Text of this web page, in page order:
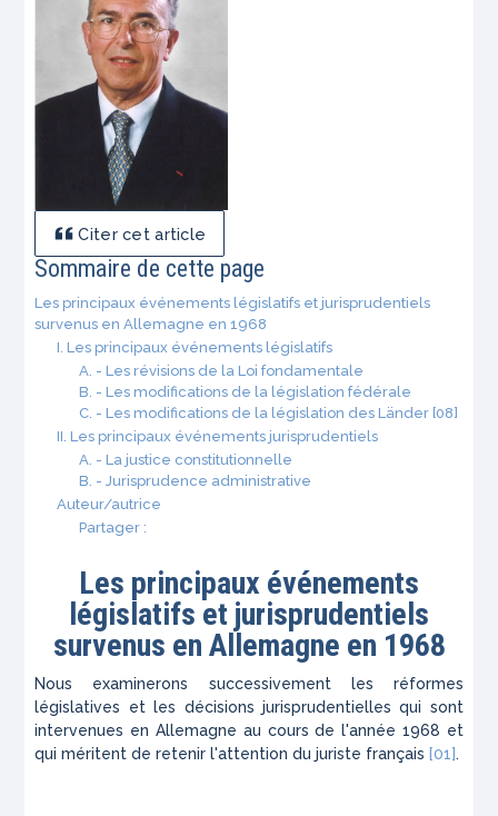
Citer cet article
Sommaire de cette page
Les principaux événements législatifs et jurisprudentiels
survenus en Allemagne en 1968
I. Les principaux événements législatifs
A. - Les révisions de la Loi fondamentale
B. - Les modifications de la législation fédérale
C. - Les modifications de la législation des Länder [08]
II. Les principaux événements jurisprudentiels
A. - La justice constitutionnelle
B. - Jurisprudence administrative
Auteur/autrice
Partager :
Les principaux événements
législatifs et jurisprudentiels
survenus en Allemagne en 1968
Nous examinerons successivement les réformes
législatives et les décisions jurisprudentielles qui sont
intervenues en Allemagne au cours de l'année 1968 et
qui méritent de retenir l'attention du juriste français [01].